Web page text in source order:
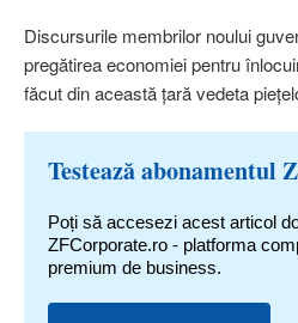
Discursurile membrilor noului
pregătirea economiei pentru
făcut din această ţară vedeta
Testează abonamentul
Poți să accesezi acest articol
ZFCorporate.ro - platforma
premium de business.